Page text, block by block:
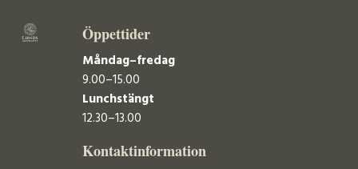
Öppettider
Måndag–fredag
9.00–15.00
Lunchstängt
12.30–13.00
Kontaktinformation